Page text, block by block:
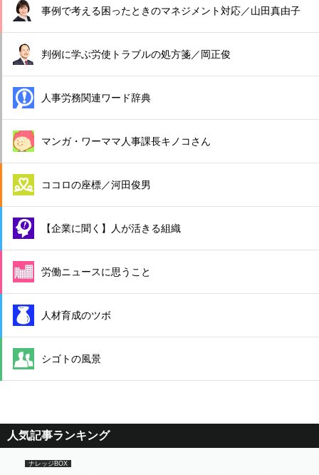
事例で考える困ったときのマネジメント対応／山田真由子
判例に学ぶ労使トラブルの処方箋／岡正俊
人事労務関連ワード辞典
マンガ・ワーママ人事課長キノコさん
ココロの座標／河田俊男
【企業に聞く】人が活きる組織
労働ニュースに思うこと
人材育成のツボ
シゴトの風景
人気記事ランキング
ナレッジBOX